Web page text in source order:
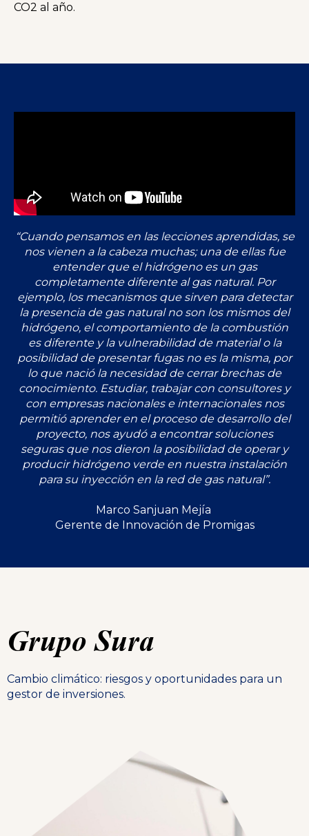
CO2 al año.
“Cuando pensamos en las lecciones aprendidas, se
nos vienen a la cabeza muchas; una de ellas fue
entender que el hidrógeno es un gas
completamente diferente al gas natural. Por
ejemplo, los mecanismos que sirven para detectar
la presencia de gas natural no son los mismos del
hidrógeno, el comportamiento de la combustión
es diferente y la vulnerabilidad de material o la
posibilidad de presentar fugas no es la misma, por
lo que nació la necesidad de cerrar brechas de
conocimiento. Estudiar, trabajar con consultores y
con empresas nacionales e internacionales nos
permitió aprender en el proceso de desarrollo del
proyecto, nos ayudó a encontrar soluciones
seguras que nos dieron la posibilidad de operar y
producir hidrógeno verde en nuestra instalación
para su inyección en la red de gas natural”.
Marco Sanjuan Mejía
Gerente de Innovación de Promigas
Grupo Sura
Cambio climático: riesgos y oportunidades para un
gestor de inversiones.